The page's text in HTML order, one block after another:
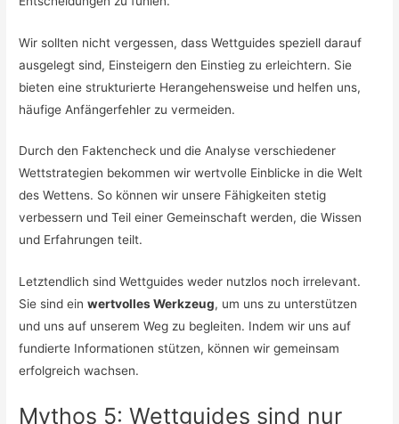
Wir sollten nicht vergessen, dass Wettguides speziell darauf
ausgelegt sind, Einsteigern den Einstieg zu erleichtern. Sie
bieten eine strukturierte Herangehensweise und helfen uns,
häufige Anfängerfehler zu vermeiden.
Durch den Faktencheck und die Analyse verschiedener
Wettstrategien bekommen wir wertvolle Einblicke in die Welt
des Wettens. So können wir unsere Fähigkeiten stetig
verbessern und Teil einer Gemeinschaft werden, die Wissen
und Erfahrungen teilt.
Letztendlich sind Wettguides weder nutzlos noch irrelevant.
Sie sind einwertvolles Werkzeug, um uns zu unterstützen
und uns auf unserem Weg zu begleiten. Indem wir uns auf
fundierte Informationen stützen, können wir gemeinsam
erfolgreich wachsen.
Mythos 5: Wettguides sind nur